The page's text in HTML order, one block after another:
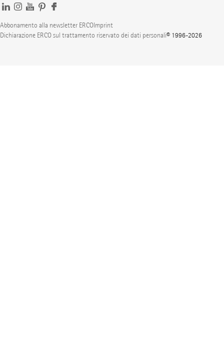
Abbonamento alla newsletter ERCOImprint
Dichiarazione ERCO sul trattamento riservato dei dati personali© 1996-2026